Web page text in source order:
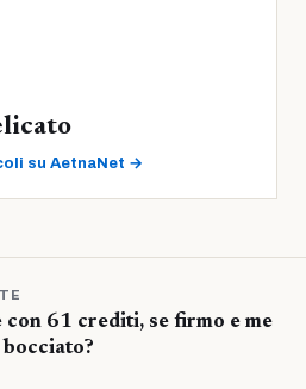
su AetnaNet →
con 61 crediti, se firmo e me
bocciato?